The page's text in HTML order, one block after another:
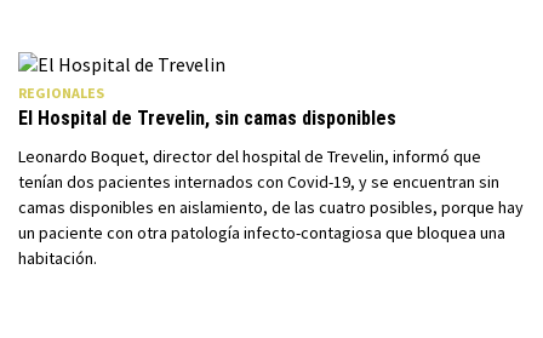
REGIONALES
El Hospital de Trevelin, sin camas disponibles
Leonardo Boquet, director del hospital de Trevelin, informó que
tenían dos pacientes internados con Covid-19, y se encuentran sin
camas disponibles en aislamiento, de las cuatro posibles, porque hay
un paciente con otra patología infecto-contagiosa que bloquea una
habitación.